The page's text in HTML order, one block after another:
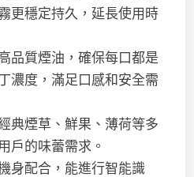
更穩定持久，延長使用時
品質煙油，確保每口都是
濃度，滿足口感和安全需
典煙草、鮮果、薄荷等多
戶的味蕾需求。
身配合，能進行智能識